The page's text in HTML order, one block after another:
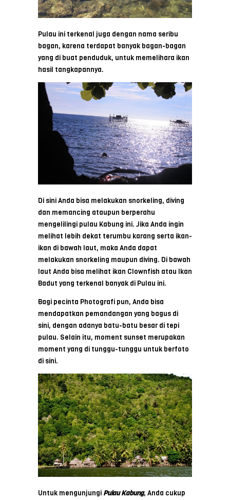
Pulau ini terkenal juga dengan nama seribu
bagan, karena terdapat banyak bagan-bagan
yang di buat penduduk, untuk memelihara ikan
hasil tangkapannya.
Di sini Anda bisa melakukan snorkeling, diving
dan memancing ataupun berperahu
mengelilingi pulau Kabung ini. Jika Anda ingin
melihat lebih dekat terumbu karang serta ikan-
ikan di bawah laut, maka Anda dapat
melakukan snorkeling maupun diving. Di bawah
laut Anda bisa melihat ikan Clownfish atau Ikan
Badut yang terkenal banyak di Pulau ini.
Bagi pecinta Photografi pun, Anda bisa
mendapatkan pemandangan yang bagus di
sini, dengan adanya batu-batu besar di tepi
pulau. Selain itu, moment sunset merupakan
moment yang di tunggu-tunggu untuk berfoto
di sini.
Untuk mengunjungi Pulau Kabung, Anda cukup